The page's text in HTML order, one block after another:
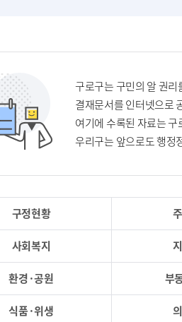
구로구는 구민의 알 권
결재문서를 인터넷으로
여기에 수록된 자료는
우리구는 앞으로도 행정
구정현황
사회복지
환경·공원 부
식품·위생